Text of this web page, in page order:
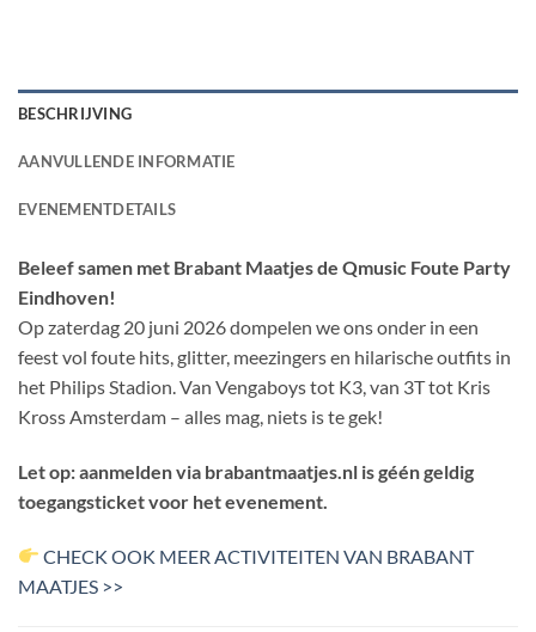
BESCHRIJVING
AANVULLENDE INFORMATIE
EVENEMENTDETAILS
Beleef samen met Brabant Maatjes de Qmusic Foute Party
Eindhoven!
Op zaterdag 20 juni 2026 dompelen we ons onder in een
feest vol foute hits, glitter, meezingers en hilarische outfits in
het Philips Stadion. Van Vengaboys tot K3, van 3T tot Kris
Kross Amsterdam – alles mag, niets is te gek!
Let op: aanmelden via brabantmaatjes.nl is géén geldig
toegangsticket voor het evenement.
CHECK OOK MEER ACTIVITEITEN VAN BRABANT
MAATJES >>